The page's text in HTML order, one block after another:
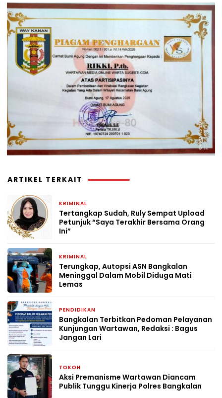
ARTIKEL TERKAIT
KRIMINAL
Tertangkap Sudah, Ruly Sempat Upload
Petunjuk “Saya Terakhir Bersama Orang
Ini”
KRIMINAL
Terungkap, Autopsi ASN Bangkalan
Meninggal Dalam Mobil Diduga Mati
Lemas
PENDIDIKAN
Bangkalan Terbitkan Pedoman Pelayanan
Kunjungan Wartawan, Redaksi : Bagus
Jangan Lari
TOKOH
Aksi Premanisme Wartawan Diancam
Publik Tunggu Kinerja Polres Bangkalan